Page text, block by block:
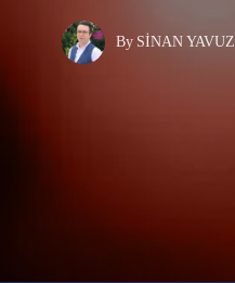
By SINAN YAVUZ